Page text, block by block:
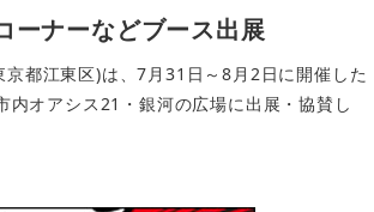
ナーなどブース出展
都江東区)は、7月31日～8月2日に開催した
内オアシス21・銀河の広場に出展・協賛し